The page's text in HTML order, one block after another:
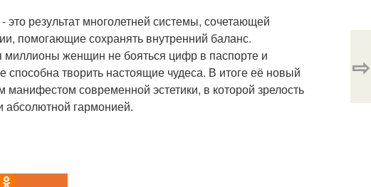
результат многолетней системы, сочетающей
помогающие сохранять внутренний баланс.
женщин не бояться цифр в паспорте и
способна творить настоящие чудеса. В итоге её новый
современной эстетики, в которой зрелость
абсолютной гармонией.
⇨